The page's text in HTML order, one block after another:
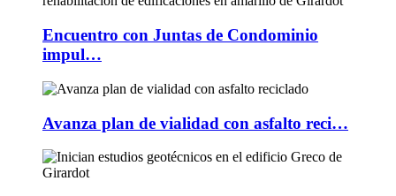
Encuentro con Juntas de Condominio
impul…
Avanza plan de vialidad con asfalto reci…